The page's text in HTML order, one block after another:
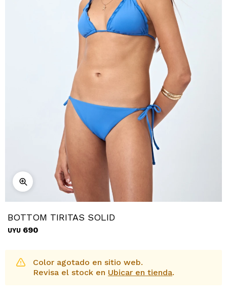
BOTTOM TIRITAS SOLID
UYU 690
Color agotado en sitio web.
Revisa el stock en Ubicar en tienda.